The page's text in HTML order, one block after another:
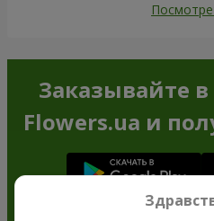
Заказывайте
Flowers.ua и